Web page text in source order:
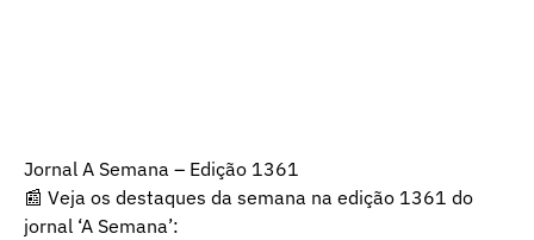
Jornal A Semana – Edição 1361
📰 Veja os destaques da semana na edição 1361 do
jornal ‘A Semana’: